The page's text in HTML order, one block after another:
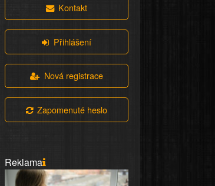
Kontakt
Přihlášení
Nová registrace
Zapomenuté heslo
Reklama